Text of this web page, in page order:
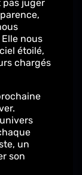
pas juger
nous
étoilé,
chargés
un
son